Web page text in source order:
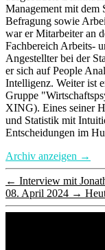
Management mit dem
Befragung sowie
war er Mitarbeiter an
Fachbereich Arbeits-
Angestellter bei der
er sich auf People
Intelligenz. Weiter ist
Gruppe
XING). Eines seiner
und Statistik mit
Entscheidungen im
Archiv anzeigen →
← Interview mit
08. April 2024 →